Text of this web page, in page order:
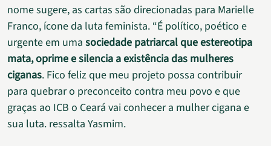
nome sugere, as cartas são direcionadas para Marielle
Franco, ícone da luta feminista. “É político, poético e
urgente em uma sociedade patriarcal que estereotipa
mata, oprime e silencia a existência das mulheres
ciganas. Fico feliz que meu projeto possa contribuir
para quebrar o preconceito contra meu povo e que
graças ao ICB o Ceará vai conhecer a mulher cigana e
sua luta. ressalta Yasmim.